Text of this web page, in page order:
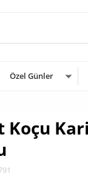
Özel Günler
Koçu